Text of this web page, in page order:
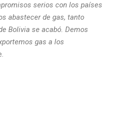
serios con los países
abastecer de gas, tanto
Bolivia se acabó. Demos
gas a los